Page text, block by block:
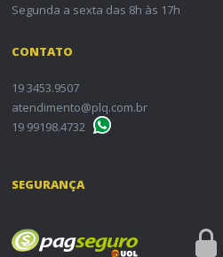
Segunda a sexta das 8h às 17h
CONTATO
19 3453.9507
atendimento@plq.com.br
19 99198.4732
SEGURANÇA